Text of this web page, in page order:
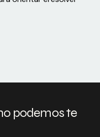
podemos te